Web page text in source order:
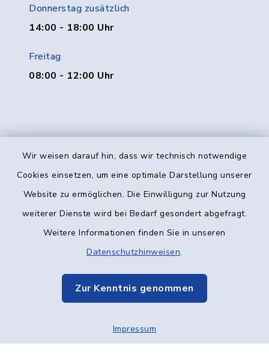
Wir weisen darauf hin, dass wir technisch notwendige
Cookies einsetzen, um eine optimale Darstellung unserer
Website zu ermöglichen. Die Einwilligung zur Nutzung
weiterer Dienste wird bei Bedarf gesondert abgefragt.
Weitere Informationen finden Sie in unseren
Datenschutzhinweisen.
Zur Kenntnis genommen
Impressum
Donnerstag zusätzlich
14:00 - 18:00 Uhr
Freitag
08:00 - 12:00 Uhr
Kontakt
Datenschutz
Elektronische Kommunikation
Sitemap